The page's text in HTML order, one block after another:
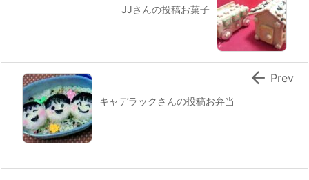
JJさんの投稿お菓子
キャデラックさんの投稿お弁当
 Prev